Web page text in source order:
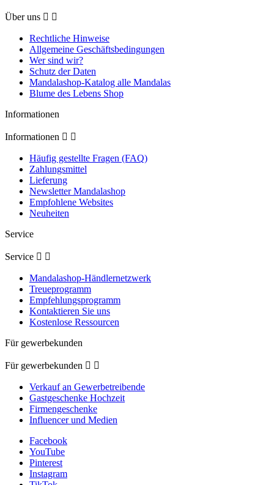
Über uns  
Rechtliche Hinweise
Allgemeine Geschäftsbedingungen
Wer sind wir?
Schutz der Daten
Mandalashop-Katalog alle Mandalas
Blume des Lebens Shop
Informationen
Informationen  
Häufig gestellte Fragen (FAQ)
Zahlungsmittel
Lieferung
Newsletter Mandalashop
Empfohlene Websites
Neuheiten
Service
Service  
Mandalashop-Händlernetzwerk
Treueprogramm
Empfehlungsprogramm
Kontaktieren Sie uns
Kostenlose Ressourcen
Für gewerbekunden
Für gewerbekunden  
Verkauf an Gewerbetreibende
Gastgeschenke Hochzeit
Firmengeschenke
Influencer und Medien
Facebook
YouTube
Pinterest
Instagram